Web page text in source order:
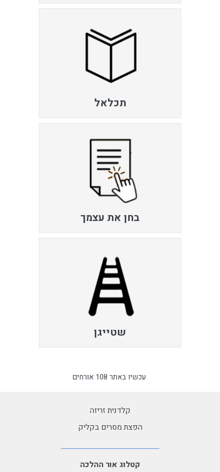
תכלאל
בחן את עצמך
שטייגן
עכשיו באתר 108 אורחים
קלדנית זריזה
הפצת מסרים בקליק
קטלוג אור ההלכה